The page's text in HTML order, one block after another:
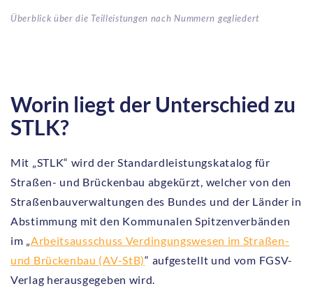
Überblick über die Teilleistungen nach Nummern gegliedert
Worin liegt der Unterschied zu
STLK?
Mit „STLK“ wird der Standardleistungskatalog für
Straßen- und Brückenbau abgekürzt, welcher von den
Straßenbauverwaltungen des Bundes und der Länder in
Abstimmung mit den Kommunalen Spitzenverbänden
im „Arbeitsausschuss Verdingungswesen im Straßen-
und Brückenbau (AV-StB)“ aufgestellt und vom FGSV-
Verlag herausgegeben wird.